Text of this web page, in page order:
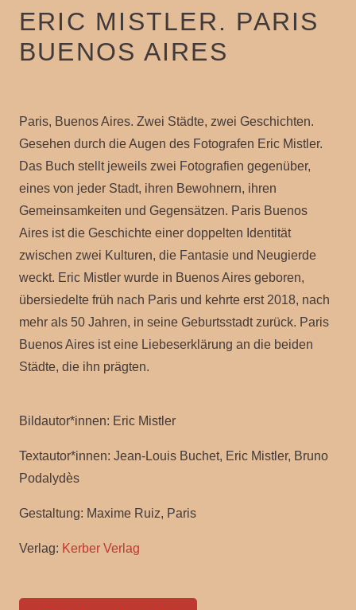
ERIC MISTLER. PARIS
BUENOS AIRES
Paris, Buenos Aires. Zwei Städte, zwei Geschichten.
Gesehen durch die Augen des Fotografen Eric Mistler.
Das Buch stellt jeweils zwei Fotografien gegenüber,
eines von jeder Stadt, ihren Bewohnern, ihren
Gemeinsamkeiten und Gegensätzen. Paris Buenos
Aires ist die Geschichte einer doppelten Identität
zwischen zwei Kulturen, die Fantasie und Neugierde
weckt. Eric Mistler wurde in Buenos Aires geboren,
übersiedelte früh nach Paris und kehrte erst 2018, nach
mehr als 50 Jahren, in seine Geburtsstadt zurück. Paris
Buenos Aires ist eine Liebeserklärung an die beiden
Städte, die ihn prägten.
Bildautor*innen: Eric Mistler
Textautor*innen: Jean-Louis Buchet, Eric Mistler, Bruno
Podalydès
Gestaltung: Maxime Ruiz, Paris
Verlag: Kerber Verlag